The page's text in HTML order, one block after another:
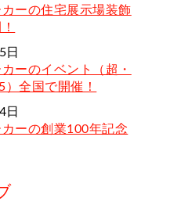
ーの住宅展示場装飾
日
ーのイベント（超・
全国で開催！
日
ーの創業100年記念